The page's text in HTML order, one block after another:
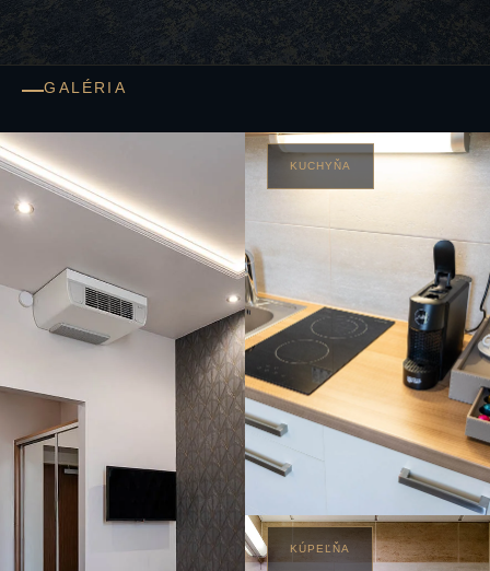
GALÉRIA
KUCHYŇA
KÚPEĽŇA